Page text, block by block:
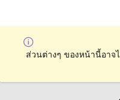
ส่วนต่างๆ ของหน้านี้อาจ